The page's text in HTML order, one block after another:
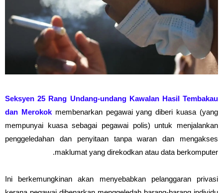
Seksyen 25 Rang Undang-undang Kawalan Hasil Tembakau
dan Merokokmembenarkan pegawai yang diberi kuasa (yang
mempunyai kuasa sebagai pegawai polis) untuk menjalankan
penggeledahan dan penyitaan tanpa waran dan mengakses
maklumat yang direkodkan atau data berkomputer.
Ini berkemungkinan akan menyebabkan pelanggaran privasi